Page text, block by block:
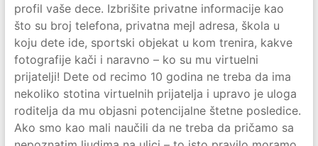
profil vaše dece. Izbrišite privatne informacije kao
što su broj telefona, privatna mejl adresa, škola u
koju dete ide, sportski objekat u kom trenira, kakve
fotografije kači i naravno – ko su mu virtuelni
prijatelji! Dete od recimo 10 godina ne treba da ima
nekoliko stotina virtuelnih prijatelja i upravo je uloga
roditelja da mu objasni potencijalne štetne posledice.
Ako smo kao mali naučili da ne treba da pričamo sa